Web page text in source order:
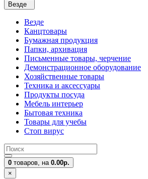
Везде
Везде
Канцтовары
Бумажная продукция
Папки, архивация
Письменные товары, черчение
Демонстрационное оборудование
Хозяйственные товары
Техника и аксессуары
Продукты посуда
Мебель интерьер
Бытовая техника
Товары для учебы
Стоп вирус
0 товаров, на 0.00р.
×